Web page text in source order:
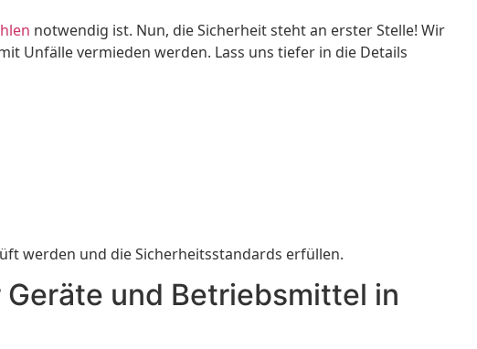
notwendig ist. Nun, die Sicherheit steht an erster Stelle! Wir
Unfälle vermieden werden. Lass uns tiefer in die Details
werden und die Sicherheitsstandards erfüllen.
und Betriebsmittel in